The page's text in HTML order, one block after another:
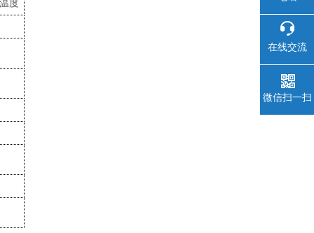
度
在线交流
微信扫一扫